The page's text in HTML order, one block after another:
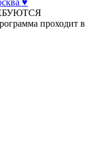
проходит в